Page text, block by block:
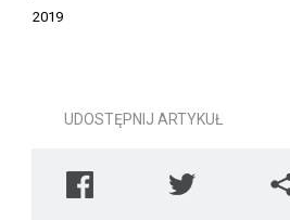
2019
UDOSTĘPNIJ ARTYKUŁ